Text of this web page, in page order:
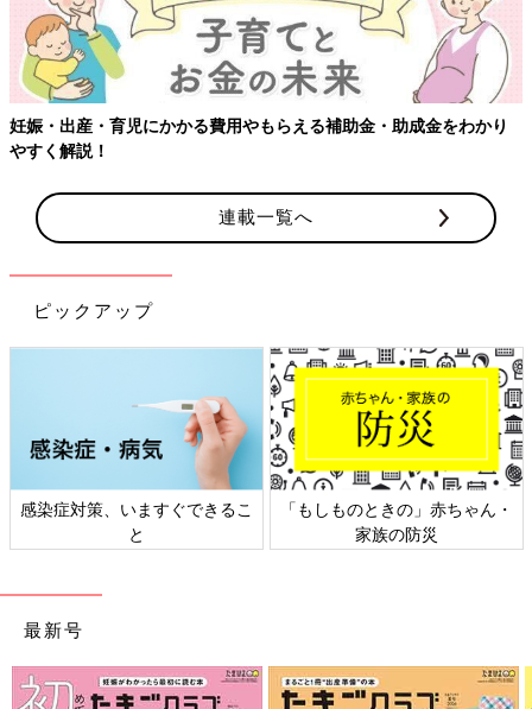
わかり
連載一覧へ
ピックアップ
赤ちゃん・
日本外来小児科学会リーフレッ
六星占術 細木かお
最新号